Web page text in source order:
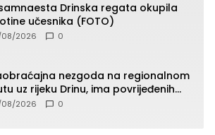
Drinska regata okupila
učesnika (FOTO)
08/2026 0
nezgoda na regionalnom
uz rijeku Drinu, ima povrijeđenih
(FOTO)
08/2026 0